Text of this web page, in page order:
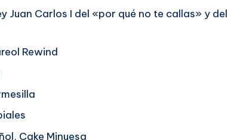
Juan Carlos I del «por qué no te callas» y del
Rewind
Cake Minuesa